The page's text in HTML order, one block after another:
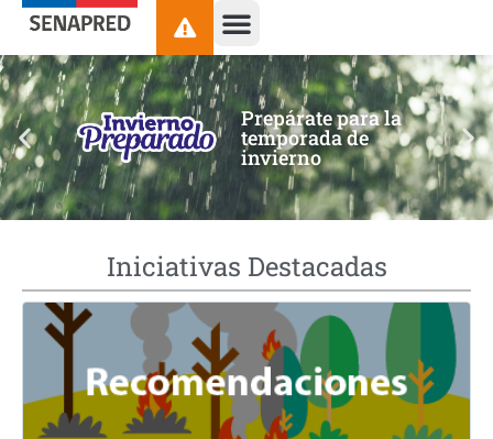
contenido
Prepárate para la
temporada de
invierno
Iniciativas Destacadas